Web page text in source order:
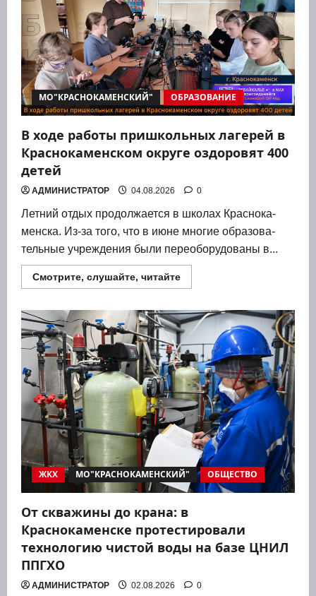
золотым
медалям:
как
прошла
спартакиада
в
сердце
«Росатома»
МО"КРАСНОКАМЕНСКИЙ" ОБРАЗОВАНИЕ
В ходе работы пришкольных лагерей в
Краснокаменском округе оздоровят 400
детей
АДМИНИСТРАТОР 04.08.2026 0
Лет­ний отдых про­дол­жа­ет­ся в шко­лах Крас­но­ка­
мен­ска. Из-за того, что в июне мно­гие обра­зо­ва­
тель­ные учре­жде­ния были пере­обо­ру­до­ва­ны в...
Смотрите, слушайте, читайтеПрочитать
больше
ходе
работы
пришкольных
лагерей
в
Краснокаменском
округе
оздоровят
400
детей
ЖКХ МО"КРАСНОКАМЕНСКИЙ" ОБЩЕСТВО
От скважины до крана: в
Краснокаменске протестировали
технологию чистой воды на базе ЦНИЛ
ППГХО
АДМИНИСТРАТОР 02.08.2026 0